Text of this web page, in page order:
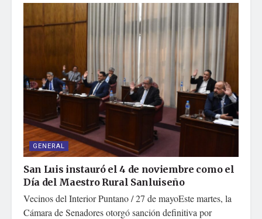
GENERAL
San Luis instauró el 4 de noviembre como el
Día del Maestro Rural Sanluiseño
Vecinos del Interior Puntano / 27 de mayoEste martes, la
Cámara de Senadores otorgó sanción definitiva por